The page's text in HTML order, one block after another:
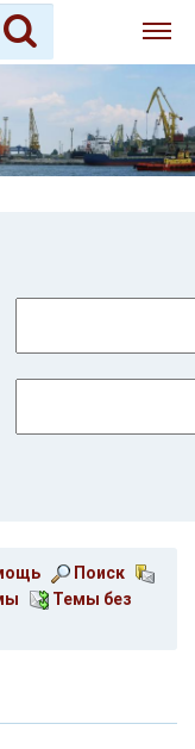
Поиск
Темы без